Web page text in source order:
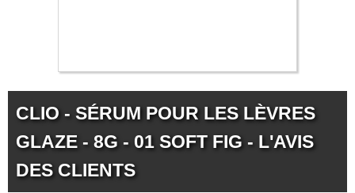
CLIO - SÉRUM POUR LES LÈVRES
GLAZE - 8G - 01 SOFT FIG - L'AVIS
DES CLIENTS